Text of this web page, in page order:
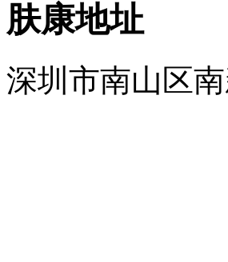
肤康地址
深圳市南山区